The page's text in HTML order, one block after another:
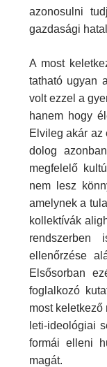
azonosulni
gazdasági
A most
tatható ugyan
volt ezzel a
hanem hogy
Elvileg akár az
dolog
megfelelő
nem lesz
amelynek a
kollektívák
ellenőrzése
Elsősorban
foglalkozó
most
leti-ideológiai
formái elleni
magát.